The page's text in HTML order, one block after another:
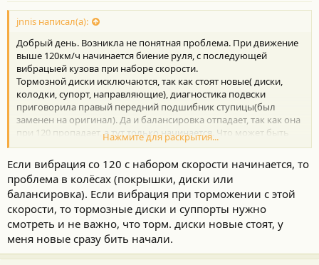
jnnis написал(а):
Добрый день. Возникла не понятная проблема. При движение
выше 120км/ч начинается биение руля, с последующей
вибрацыей кузова при наборе скорости.
Тормозной диски исключаются, так как стоят новые( диски,
колодки, супорт, направляющие), диагностика подвски
приговорила правый передний подшибник ступицы(был
заменен на оригинал). Да и балансировка отпадает, так как она
при 120 пропадает, а тут только начинается. Что может быть
вот это вопрос.
Нажмите для раскрытия...
Если вибрация со 120 с набором скорости начинается, то
проблема в колёсах (покрышки, диски или
балансировка). Если вибрация при торможении с этой
скорости, то тормозные диски и суппорты нужно
смотреть и не важно, что торм. диски новые стоят, у
меня новые сразу бить начали.